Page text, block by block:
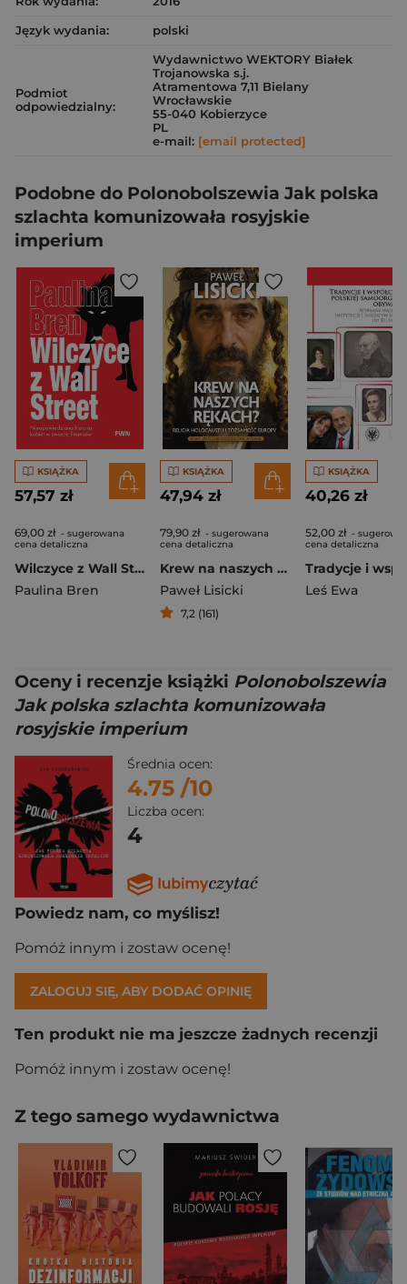
Język wydania:
polski
Podmiot
odpowiedzialny:
Wydawnictwo WEKTORY Białek
Trojanowska s.j.
Atramentowa 7,11 Bielany
Wrocławskie
55-040 Kobierzyce
PL
e-mail: [email protected]
Podobne do Polonobolszewia Jak polska
szlachta komunizowała rosyjskie
imperium
KSIĄŻKA
57,57 zł
69,00 zł - sugerowana
cena detaliczna
Wilczyce z Wall Street. Nieopowiedziana historia kobiet w świecie finansów
Paulina Bren
KSIĄŻKA
47,94 zł
79,90 zł - sugerowana
cena detaliczna
Krew na naszych rękach? Religia Holocaustu i tożsamość Europy
Paweł Lisicki
7,2 (161)
KSIĄŻKA
40,26 zł
52,00 zł -
cena detaliczna
Leś Ewa
Oceny i recenzje książki Polonobolszewia
Jak polska szlachta komunizowała
rosyjskie imperium
Średnia ocen:
4.75 /10
Liczba ocen:
4
Powiedz nam, co myślisz!
Pomóż innym i zostaw ocenę!
ZALOGUJ SIĘ, ABY DODAĆ OPINIĘ
Ten produkt nie ma jeszcze żadnych recenzji
Pomóż innym i zostaw ocenę!
Z tego samego wydawnictwa